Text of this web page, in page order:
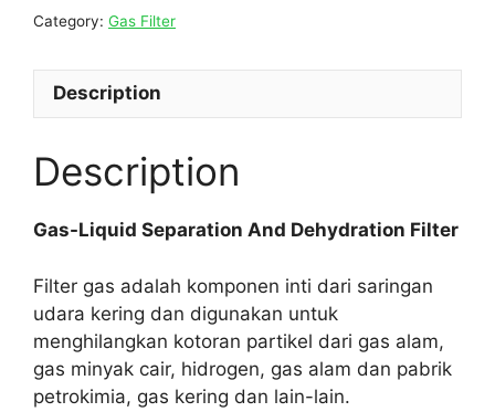
Category: Gas Filter
Description
Description
Gas-Liquid Separation And Dehydration Filter
Filter gas adalah komponen inti dari saringan
udara kering dan digunakan untuk
menghilangkan kotoran partikel dari gas alam,
gas minyak cair, hidrogen, gas alam dan pabrik
petrokimia, gas kering dan lain-lain.